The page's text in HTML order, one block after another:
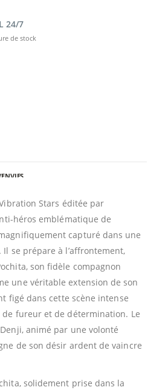
24/7
de stock
Stars éditée par
héros emblématique de
capturé dans une
se prépare à l’affrontement,
son fidèle compagnon
une véritable extension de son
figé dans cette scène intense
de fureur et de détermination. Le
animé par une volonté
de son désir ardent de vaincre
solidement prise dans la